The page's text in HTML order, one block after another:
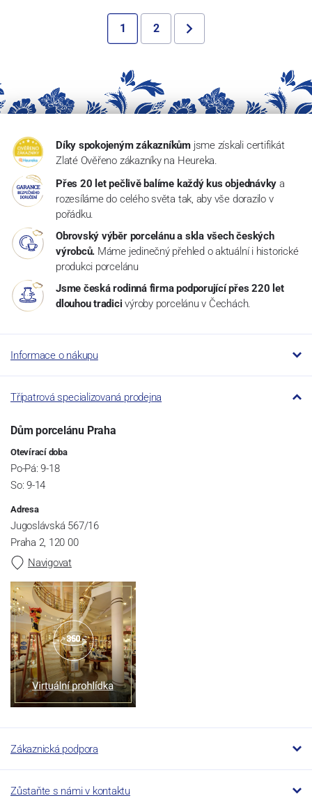
1 2
Díky spokojeným zákazníkům jsme získali certifikát
Zlaté Ověřeno zákazníky na Heureka.
Přes 20 let pečlivě balíme každý kus objednávky a
rozesíláme do celého světa tak, aby vše dorazilo v
pořádku.
Obrovský výběr porcelánu a skla všech českých
výrobců. Máme jedinečný přehled o aktuální i historické
produkci porcelánu
Jsme česká rodinná firma podporující přes 220 let
dlouhou tradici výroby porcelánu v Čechách.
Informace o nákupu
Třípatrová specializovaná prodejna
Dům porcelánu Praha
Otevírací doba
Po-Pá: 9-18
So: 9-14
Adresa
Jugoslávská 567/16
Praha 2, 120 00
Navigovat
Zákaznická podpora
Zůstaňte s námi v kontaktu